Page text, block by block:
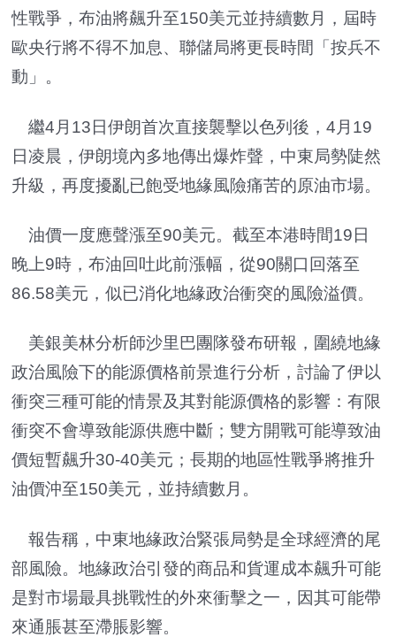
性戰爭，布油將飆升至150美元並持續數月，屆時
歐央行將不得不加息、聯儲局將更長時間「按兵不
動」。
繼4月13日伊朗首次直接襲擊以色列後，4月19
日凌晨，伊朗境內多地傳出爆炸聲，中東局勢陡然
升級，再度擾亂已飽受地緣風險痛苦的原油市場。
油價一度應聲漲至90美元。截至本港時間19日
晚上9時，布油回吐此前漲幅，從90關口回落至
86.58美元，似已消化地緣政治衝突的風險溢價。
美銀美林分析師沙里巴團隊發布研報，圍繞地緣
政治風險下的能源價格前景進行分析，討論了伊以
衝突三種可能的情景及其對能源價格的影響：有限
衝突不會導致能源供應中斷；雙方開戰可能導致油
價短暫飆升30-40美元；長期的地區性戰爭將推升
油價沖至150美元，並持續數月。
報告稱，中東地緣政治緊張局勢是全球經濟的尾
部風險。地緣政治引發的商品和貨運成本飆升可能
是對市場最具挑戰性的外來衝擊之一，因其可能帶
來通脹甚至滯脹影響。